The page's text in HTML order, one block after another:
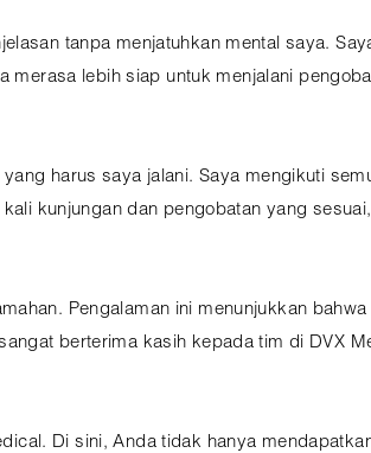
tanpa menjatuhkan mental saya.
merasa lebih siap untuk menjalani
harus saya jalani. Saya mengikuti
kunjungan dan pengobatan yang
Pengalaman ini menunjukkan bahwa
berterima kasih kepada tim di DVX
Di sini, Anda tidak hanya